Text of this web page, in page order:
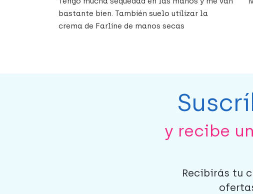
bastante bien. También suelo utilizar la
crema de Farline de manos secas
y recibe un
Recibirás tu